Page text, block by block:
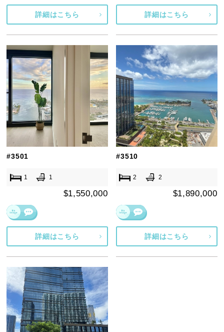
詳細はこちら 詳細はこちら
#3501
1 1
$1,550,000
詳細はこちら
#3510
2 2
$1,890,000
詳細はこちら